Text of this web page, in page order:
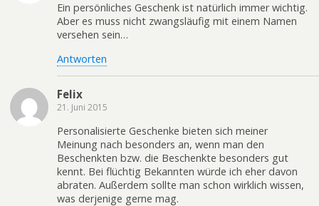
Ein persönliches Geschenk ist natürlich immer wichtig.
Aber es muss nicht zwangsläufig mit einem Namen
versehen sein…
Antworten
Felix
21. Juni 2015
Personalisierte Geschenke bieten sich meiner
Meinung nach besonders an, wenn man den
Beschenkten bzw. die Beschenkte besonders gut
kennt. Bei flüchtig Bekannten würde ich eher davon
abraten. Außerdem sollte man schon wirklich wissen,
was derjenige gerne mag.